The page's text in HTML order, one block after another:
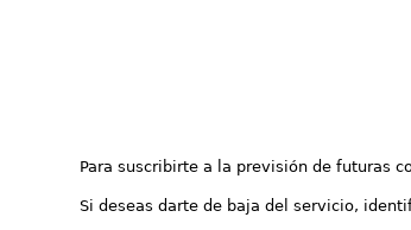
Para suscribirte a la previsión de futuras
Si deseas darte de baja del servicio,